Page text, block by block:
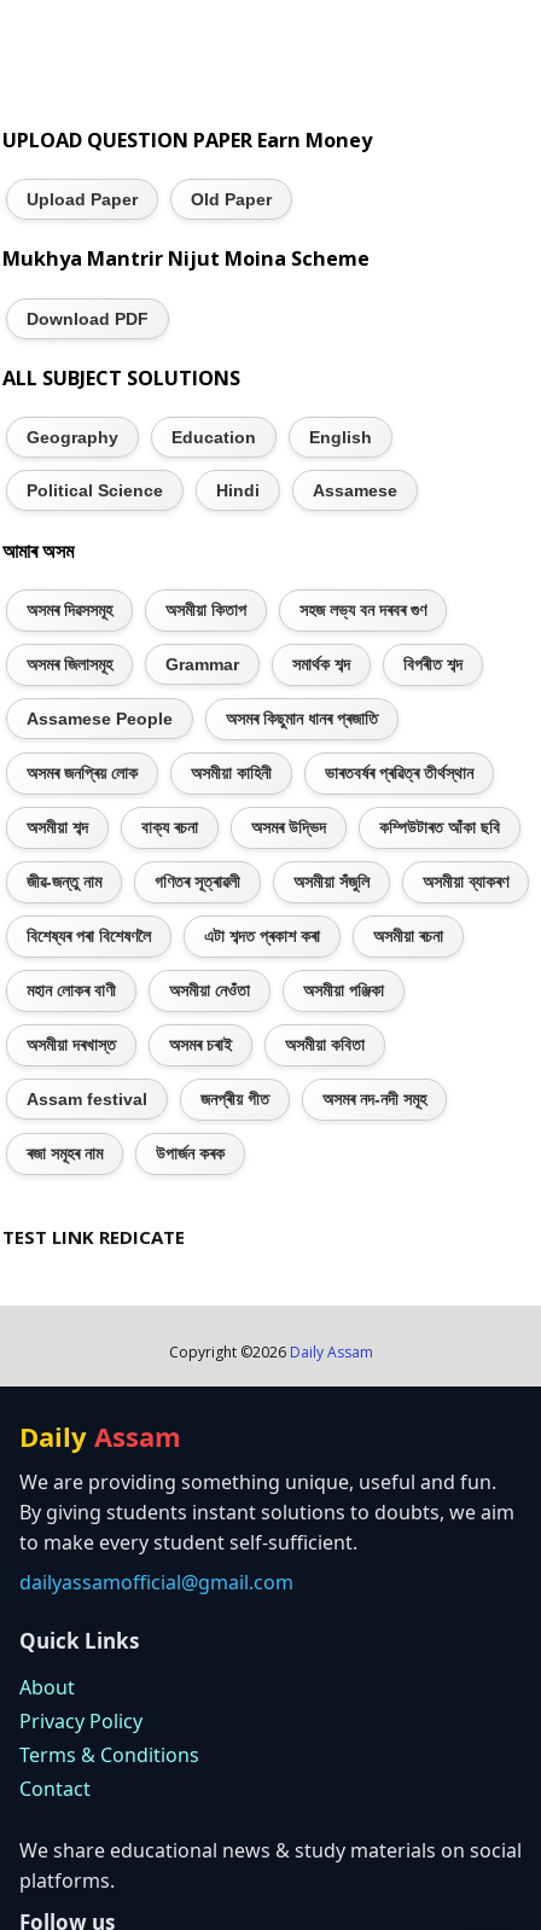
UPLOAD QUESTION PAPER Earn Money
Upload Paper Old Paper
Mukhya Mantrir Nijut Moina Scheme
Download PDF
ALL SUBJECT SOLUTIONS
Geography Education English
Political Science Hindi Assamese
আমাৰ অসম
অসমৰ দিৱসসমূহ অসমীয়া কিতাপ সহজ লভ্য বন দৰবৰ গুণ
অসমৰ জিলাসমূহ Grammar সমাৰ্থক শব্দ বিপৰীত শব্দ
Assamese People অসমৰ কিছুমান ধানৰ প্ৰজাতি
অসমৰ জনপ্ৰিয় লোক অসমীয়া কাহিনী ভাৰতবৰ্ষৰ প্ৰৱিত্ৰ তীৰ্থস্থান
অসমীয়া শব্দ বাক্য ৰচনা অসমৰ উদ্ভিদ কম্পিউটাৰত আঁকা ছবি
জীৱ-জন্তু নাম গণিতৰ সূত্ৰাৱলী অসমীয়া সঁজুলি অসমীয়া ব্যাকৰণ
বিশেষ্যৰ পৰা বিশেষণলৈ এটা শব্দত প্ৰকাশ কৰা অসমীয়া ৰচনা
মহান লোকৰ বাণী অসমীয়া নেওঁতা অসমীয়া পঞ্জিকা
অসমীয়া দৰখাস্ত অসমৰ চৰাই অসমীয়া কবিতা
Assam festival জনপ্ৰীয় গীত অসমৰ নদ-নদী সমূহ
ৰজা সমূহৰ নাম উপাৰ্জন কৰক
TEST LINK REDICATE
Copyright ©2026 Daily Assam
Daily Assam
We are providing something unique, useful and fun.
By giving students instant solutions to doubts, we aim
to make every student self-sufficient.
dailyassamofficial@gmail.com
Quick Links
About
Privacy Policy
Terms & Conditions
Contact
We share educational news & study materials on social
platforms.
Follow us